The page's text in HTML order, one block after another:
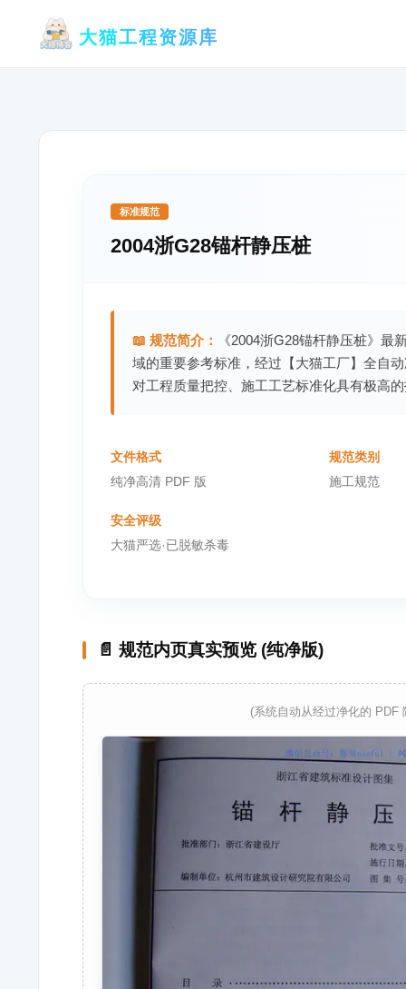
大猫工程资源库
标准规范
2004浙G28锚杆静压桩
📖 规范简介：
《2004浙G28锚杆静压桩》
域的重要参考标准，经过【大猫工厂】全自
对工程质量把控、施工工艺标准化具有极高
文件格式
纯净高清 PDF 版
规范类别
施工规范
安全评级
大猫严选·已脱敏杀毒
📄 规范内页真实预览 (纯净版)
(系统自动从经过净化的 PDF